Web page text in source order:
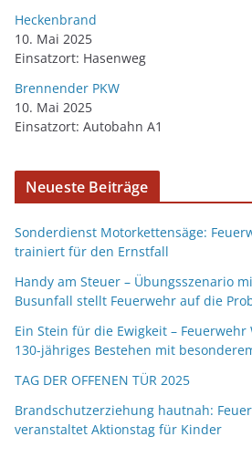
Heckenbrand
10. Mai 2025
Einsatzort: Hasenweg
Brennender PKW
10. Mai 2025
Einsatzort: Autobahn A1
Neueste Beiträge
Sonderdienst Motorkettensäge:
trainiert für den Ernstfall
Handy am Steuer – Übungsszenario
Busunfall stellt Feuerwehr auf die
Ein Stein für die Ewigkeit –
130-jähriges Bestehen mit
TAG DER OFFENEN TÜR 2025
Brandschutzerziehung hautnah:
veranstaltet Aktionstag für Kinder